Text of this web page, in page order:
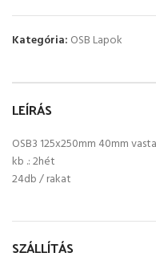
Kategória: OSB Lapok
LEÍRÁS
OSB3 125x250mm 40mm
kb .: 2hét
24db / rakat
SZÁLLÍTÁS